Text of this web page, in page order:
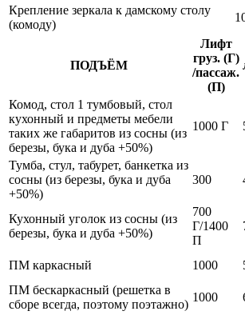
Крепление зеркала к дамскому столу
(комоду)
ПОДЪЁМ
Лифт
груз. (Г)
/пассаж.
(П)
Комод, стол 1 тумбовый, стол
кухонный и предметы мебели
таких же габаритов из сосны (из
березы, бука и дуба +50%)
1000 Г
Тумба, стул, табурет, банкетка из
сосны (из березы, бука и дуба
+50%)
300
Кухонный уголок из сосны (из
березы, бука и дуба +50%)
700
Г/1400
П
ПМ каркасный 1000
ПМ бескаркасный (решетка в
сборе всегда, поэтому поэтажно)
1000